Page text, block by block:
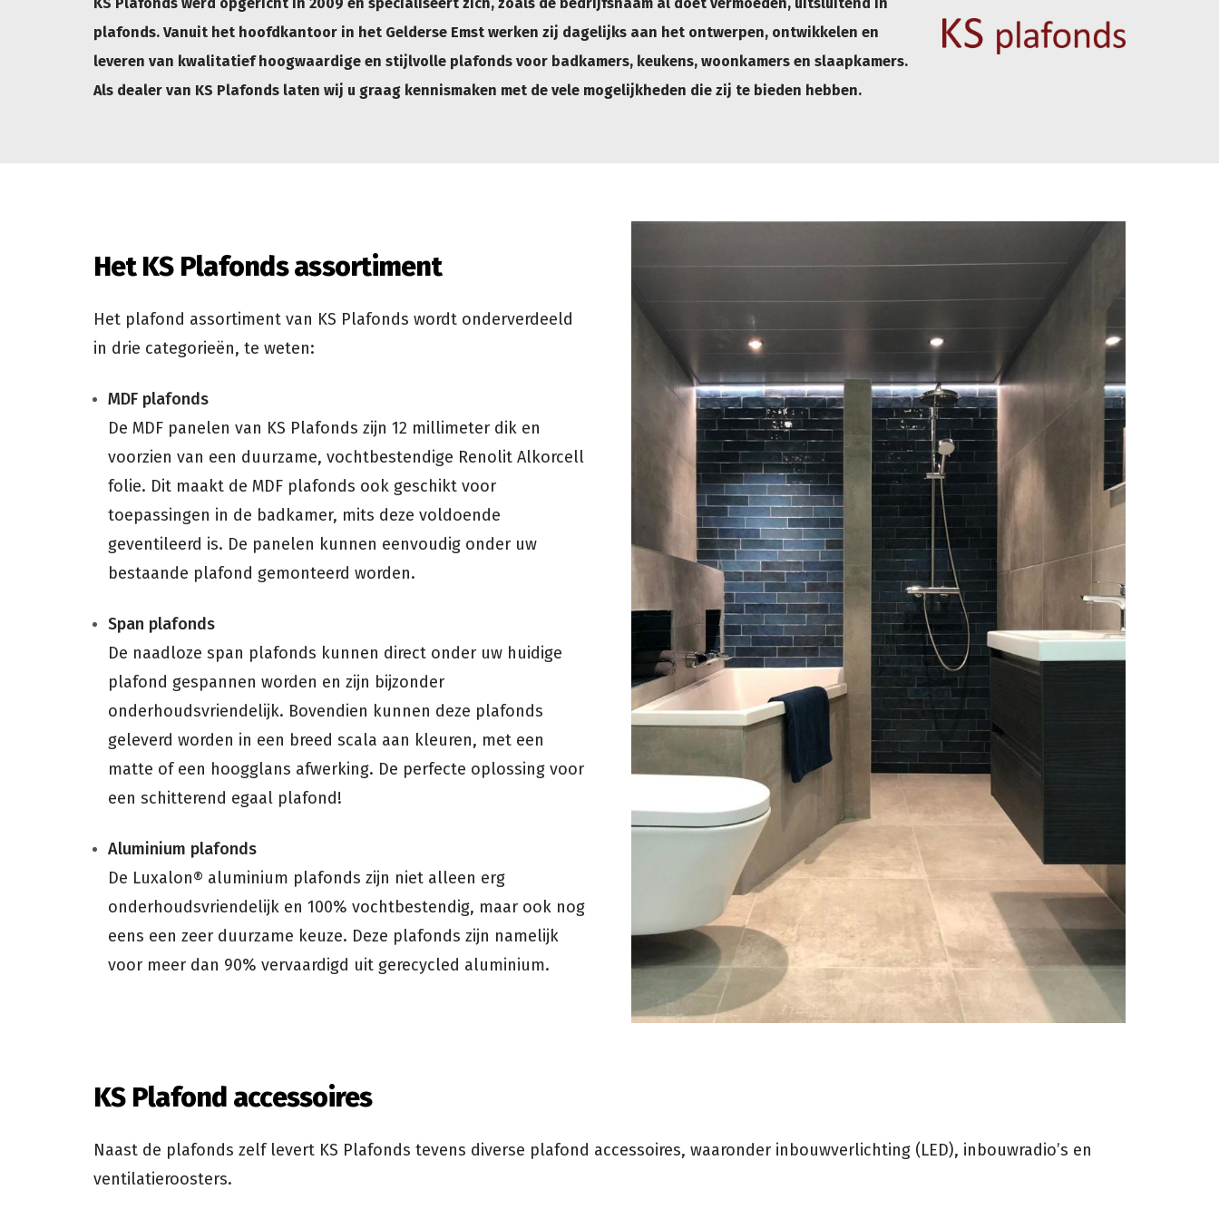
plafonds. Vanuit het hoofdkantoor in het Gelderse Emst werken zij dagelijks aan het ontwerpen, ontwikkelen en
leveren van kwalitatief hoogwaardige en stijlvolle plafonds voor badkamers, keukens, woonkamers en slaapkamers.
Als dealer van KS Plafonds laten wij u graag kennismaken met de vele mogelijkheden die zij te bieden hebben.
Het KS Plafonds assortiment
Het plafond assortiment van KS Plafonds wordt onderverdeeld
in drie categorieën, te weten:
MDF plafonds
De MDF panelen van KS Plafonds zijn 12 millimeter dik en
voorzien van een duurzame, vochtbestendige Renolit Alkorcell
folie. Dit maakt de MDF plafonds ook geschikt voor
toepassingen in de badkamer, mits deze voldoende
geventileerd is. De panelen kunnen eenvoudig onder uw
bestaande plafond gemonteerd worden.
Span plafonds
De naadloze span plafonds kunnen direct onder uw huidige
plafond gespannen worden en zijn bijzonder
onderhoudsvriendelijk. Bovendien kunnen deze plafonds
geleverd worden in een breed scala aan kleuren, met een
matte of een hoogglans afwerking. De perfecte oplossing voor
een schitterend egaal plafond!
Aluminium plafonds
De Luxalon® aluminium plafonds zijn niet alleen erg
onderhoudsvriendelijk en 100% vochtbestendig, maar ook nog
eens een zeer duurzame keuze. Deze plafonds zijn namelijk
voor meer dan 90% vervaardigd uit gerecycled aluminium.
KS Plafond accessoires
Naast de plafonds zelf levert KS Plafonds tevens diverse plafond accessoires, waaronder inbouwverlichting (LED), inbouwradio’s en
ventilatieroosters.